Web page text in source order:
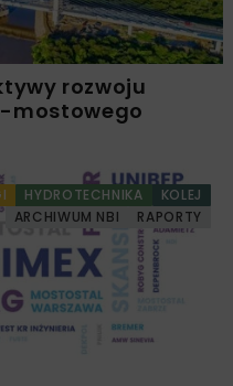
rozwoju
mostowego
HYDROTECHNIKA
KOLEJ
ARCHIWUM NBI
RAPORTY